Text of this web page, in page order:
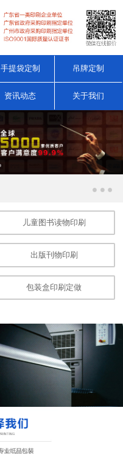
手提袋定制 吊牌定制
资讯动态 关于我们
儿童图书读物印刷
出版刊物印刷
包装盒印刷定做